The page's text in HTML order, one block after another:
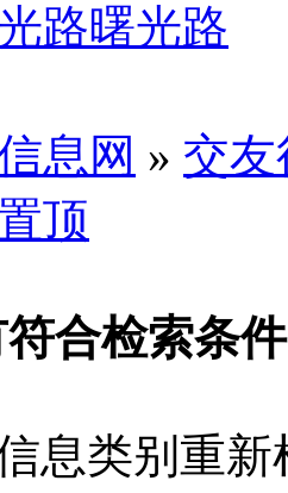
路曙光路
息网 » 交
顶
合检索条
息类别重